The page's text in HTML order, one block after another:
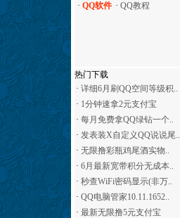
· QQ软件 · QQ教程
热门下载
· 详细6月刷QQ空间等级积..
· 1分钟速拿2元支付宝
· 每月免费拿QQ绿钻一个..
· 发表装X自定义QQ说说尾..
· 无限撸彩瓶鸡尾酒实物..
· 6月最新宽带积分无成本..
· 秒查WiFi密码显示(非万..
· QQ电脑管家10.11.1652..
· 最新无限撸5元支付宝